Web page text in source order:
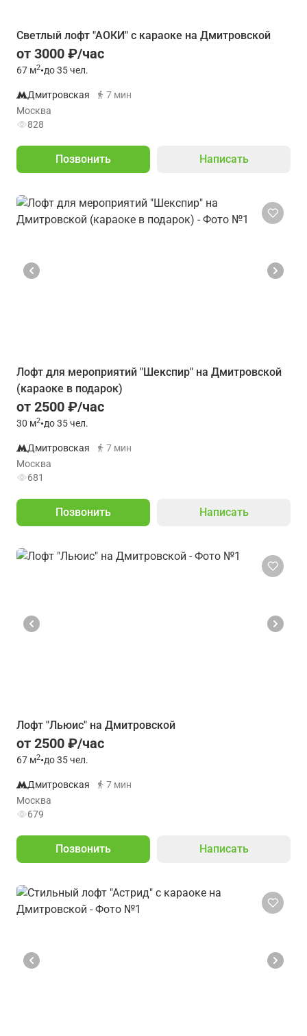
Светлый лофт "АОКИ" с караоке на Дмитровской
от 3000 ₽/час
67 м2•до 35 чел.
Дмитровская
7 мин
Москва
828
Позвонить Написать
Лофт для мероприятий "Шекспир" на Дмитровской
(караоке в подарок)
от 2500 ₽/час
30 м2•до 35 чел.
Дмитровская
7 мин
Москва
681
Позвонить Написать
Лофт "Льюис" на Дмитровской
от 2500 ₽/час
67 м2•до 35 чел.
Дмитровская
7 мин
Москва
679
Позвонить Написать